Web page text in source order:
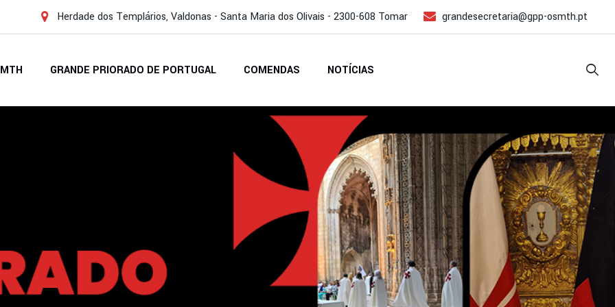
Herdade dos Templários, Valdonas - Santa Maria dos Olivais - 2300-608 Tomar grandesecretaria@gpp-osmth.pt
GRANDE PRIORADO DE PORTUGAL COMENDAS NOTÍCIAS